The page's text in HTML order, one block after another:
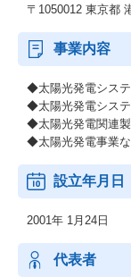
〒1050012 東京都
事業内容
◆太陽光発電シス
◆太陽光発電シス
◆太陽光発電関連
◆太陽光発電事業
設立年月日
2001年 1月24日
代表者